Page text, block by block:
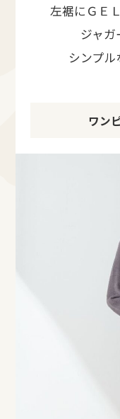
左裾にＧＥ
ジャ
シンプ
ワン